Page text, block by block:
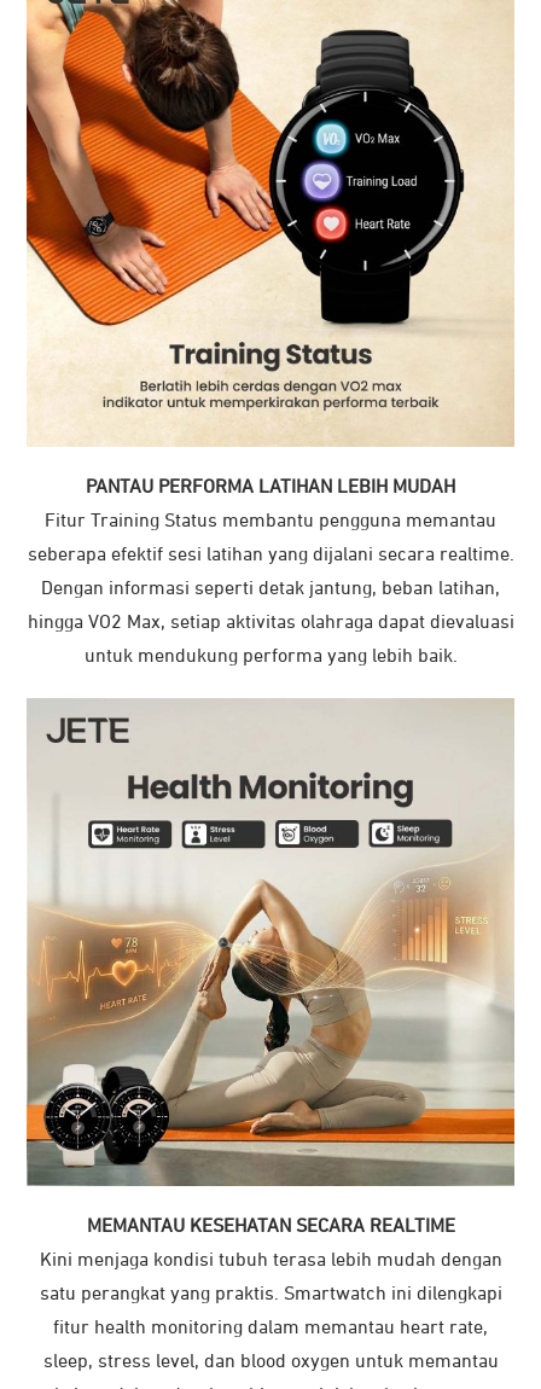
PANTAU PERFORMA LATIHAN LEBIH MUDAH
Fitur Training Status membantu pengguna memantau
seberapa efektif sesi latihan yang dijalani secara realtime.
Dengan informasi seperti detak jantung, beban latihan,
hingga VO2 Max, setiap aktivitas olahraga dapat dievaluasi
untuk mendukung performa yang lebih baik.
MEMANTAU KESEHATAN SECARA REALTIME
Kini menjaga kondisi tubuh terasa lebih mudah dengan
satu perangkat yang praktis. Smartwatch ini dilengkapi
fitur health monitoring dalam memantau heart rate,
sleep, stress level, dan blood oxygen untuk memantau